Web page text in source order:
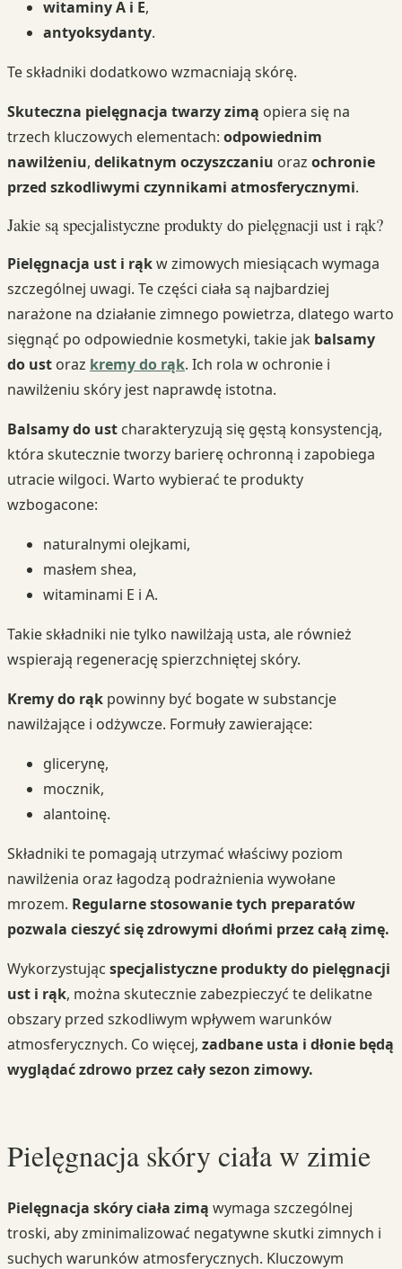
witaminy A i E,
antyoksydanty.
Te składniki dodatkowo wzmacniają skórę.
Skuteczna pielęgnacja twarzy zimą opiera się na
trzech kluczowych elementach: odpowiednim
nawilżeniu, delikatnym oczyszczaniu oraz ochronie
przed szkodliwymi czynnikami atmosferycznymi.
Jakie są specjalistyczne produkty do pielęgnacji ust i rąk?
Pielęgnacja ust i rąkw zimowych miesiącach wymaga
szczególnej uwagi. Te części ciała są najbardziej
narażone na działanie zimnego powietrza, dlatego warto
sięgnąć po odpowiednie kosmetyki, takie jak balsamy
do ust oraz kremy do rąk. Ich rola w ochronie i
nawilżeniu skóry jest naprawdę istotna.
Balsamy do ust charakteryzują się gęstą konsystencją,
która skutecznie tworzy barierę ochronną i zapobiega
utracie wilgoci. Warto wybierać te produkty
wzbogacone:
naturalnymi olejkami,
masłem shea,
witaminami E i A.
Takie składniki nie tylko nawilżają usta, ale również
wspierają regenerację spierzchniętej skóry.
Kremy do rąk powinny być bogate w substancje
nawilżające i odżywcze. Formuły zawierające:
glicerynę,
mocznik,
alantoinę.
Składniki te pomagają utrzymać właściwy poziom
nawilżenia oraz łagodzą podrażnienia wywołane
mrozem. Regularne stosowanie tych preparatów
pozwala cieszyć się zdrowymi dłońmi przez całą zimę.
Wykorzystując specjalistyczne produkty do pielęgnacji
ust i rąk, można skutecznie zabezpieczyć te delikatne
obszary przed szkodliwym wpływem warunków
atmosferycznych. Co więcej, zadbane usta i dłonie będą
wyglądać zdrowo przez cały sezon zimowy.
Pielęgnacja skóry ciała w zimie
Pielęgnacja skóry ciała zimą wymaga szczególnej
troski, aby zminimalizować negatywne skutki zimnych i
suchych warunków atmosferycznych. Kluczowym